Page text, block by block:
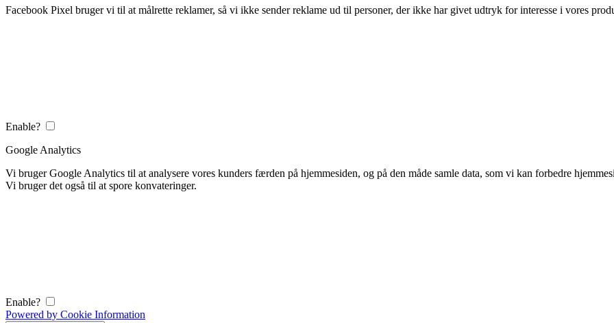
Facebook Pixel bruger vi til at målrette reklamer, så vi ikke sender reklame ud til personer, der ikke har givet udtryk for interesse i vores
Enable?
Google Analytics
Vi bruger Google Analytics til at analysere vores kunders færden på hjemmesiden, og på den måde samle data, som vi kan forbedre
Vi bruger det også til at spore konvateringer.
Enable?
Powered by Cookie Information